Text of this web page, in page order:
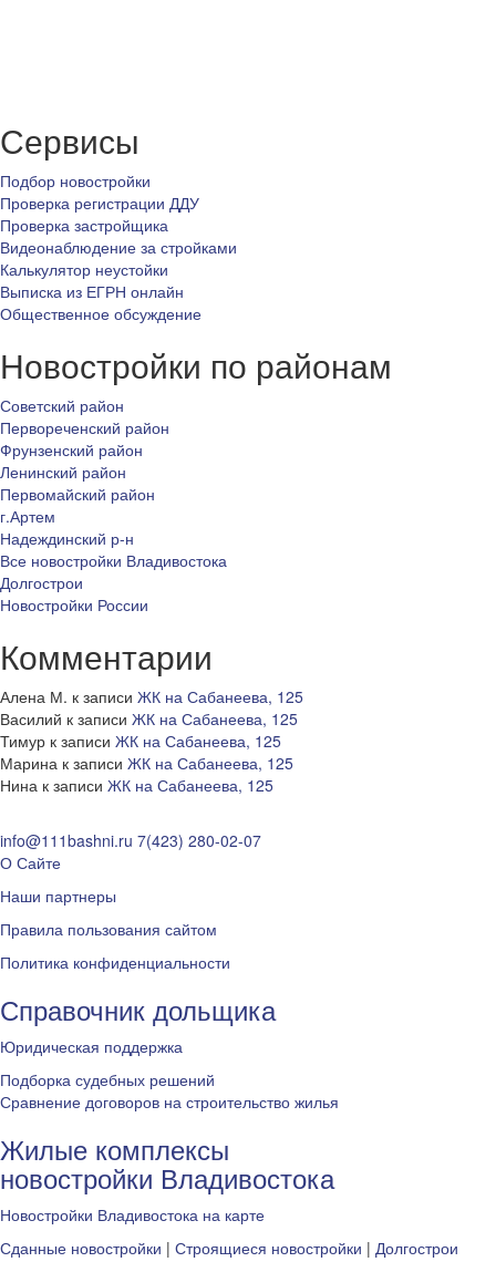
Сервисы
Подбор новостройки
Проверка регистрации ДДУ
Проверка застройщика
Видеонаблюдение за стройками
Калькулятор неустойки
Выписка из ЕГРН онлайн
Общественное обсуждение
Новостройки по районам
Советский район
Первореченский район
Фрунзенский район
Ленинский район
Первомайский район
г.Артем
Надеждинский р-н
Все новостройки Владивостока
Долгострои
Новостройки России
Комментарии
Алена М. к записи ЖК на Сабанеева, 125
Василий к записи ЖК на Сабанеева, 125
Тимур к записи ЖК на Сабанеева, 125
Марина к записи ЖК на Сабанеева, 125
Нина к записи ЖК на Сабанеева, 125
info@111bashni.ru 7(423) 280-02-07
О Сайте
Наши партнеры
Правила пользования сайтом
Политика конфиденциальности
Справочник дольщика
Юридическая поддержка
Подборка судебных решений
Сравнение договоров на строительство жилья
Жилые комплексы
новостройки Владивостока
Новостройки Владивостока на карте
Сданные новостройки | Строящиеся новостройки | Долгострои